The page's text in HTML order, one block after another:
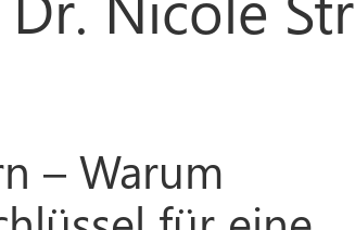
– Warum